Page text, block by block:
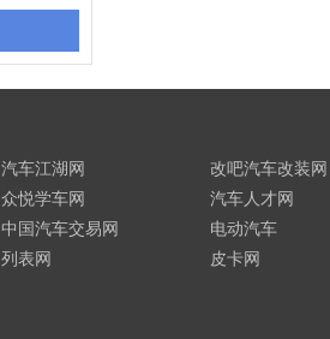
汽车江湖网
众悦学车网
中国汽车交易网
列表网
改吧汽车改装网
汽车人才网
电动汽车
皮卡网